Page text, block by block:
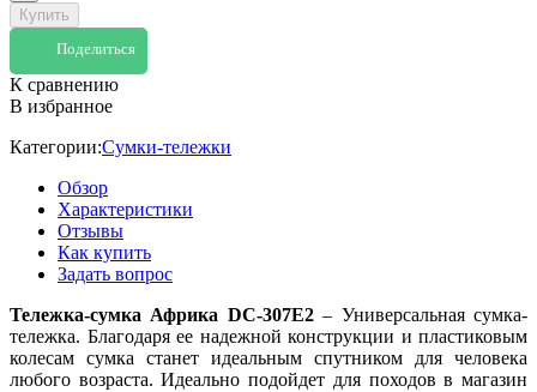
Купить
Поделиться
К сравнению
В избранное
Категории:Сумки-тележки
Обзор
Характеристики
Отзывы
Как купить
Задать вопрос
Тележка-сумка Африка DC-307E2– Универсальная сумка-
тележка. Благодаря ее надежной конструкции и пластиковым
колесам сумка станет идеальным спутником для человека
любого возраста. Идеально подойдет для походов в магазин